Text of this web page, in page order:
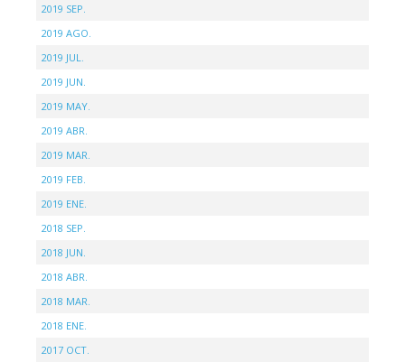
2019 SEP.
2019 AGO.
2019 JUL.
2019 JUN.
2019 MAY.
2019 ABR.
2019 MAR.
2019 FEB.
2019 ENE.
2018 SEP.
2018 JUN.
2018 ABR.
2018 MAR.
2018 ENE.
2017 OCT.